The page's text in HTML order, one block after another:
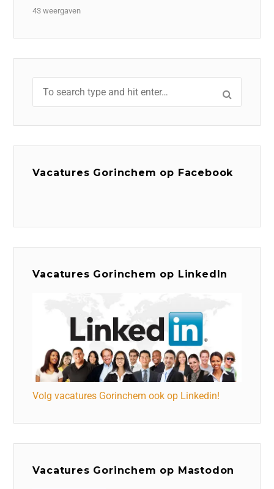
43 weergaven
Vacatures Gorinchem op Facebook
Vacatures Gorinchem op LinkedIn
Volg vacatures Gorinchem ook op Linkedin!
Vacatures Gorinchem op Mastodon